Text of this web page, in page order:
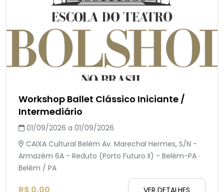
Workshop Ballet Clássico Iniciante /
Intermediário
01/09/2026 a 01/09/2026
CAIXA Cultural Belém Av. Marechal Hermes, S/N -
Armazém 6A - Reduto (Porto Futuro II) - Belém-PA ·
Belém / PA
R$ 0,00 VER DETALHES